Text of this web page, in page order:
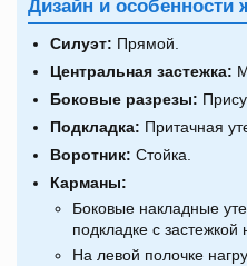
Дизайн и особенности
Силуэт: Прямой.
Центральная застежка:
Боковые разрезы:
Подкладка: Притачная
Воротник: Стойка.
Карманы:
Боковые накладные
подкладке с застежкой
На левой полочке